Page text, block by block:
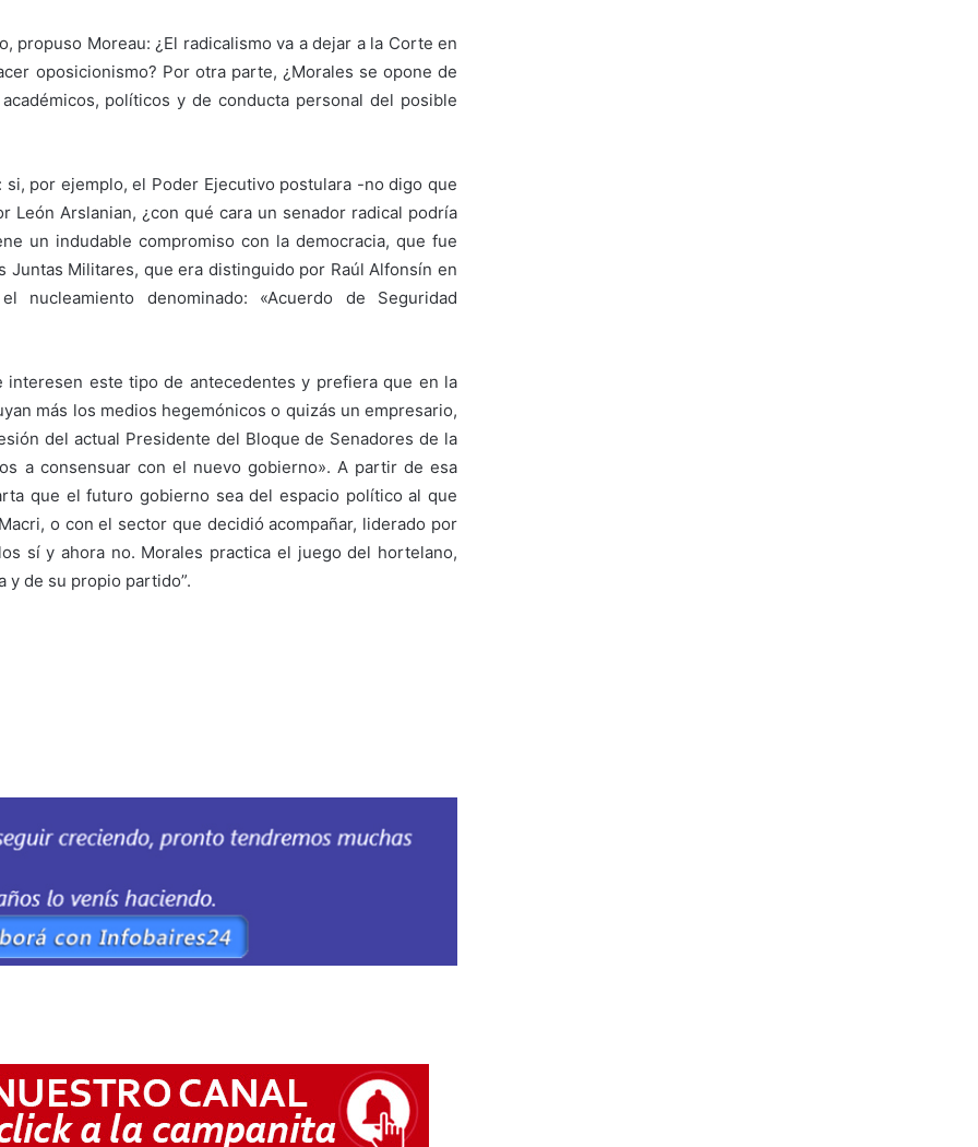
propuso Moreau: ¿El radicalismo va a dejar a la Corte en
oposicionismo? Por otra parte, ¿Morales se opone de
políticos y de conducta personal del posible
por ejemplo, el Poder Ejecutivo postulara -no digo que
León Arslanian, ¿con qué cara un senador radical podría
un indudable compromiso con la democracia, que fue
Juntas Militares, que era distinguido por Raúl Alfonsín en
denominado: «Acuerdo de Seguridad
interesen este tipo de antecedentes y prefiera que en la
más los medios hegemónicos o quizás un empresario,
del actual Presidente del Bloque de Senadores de la
a consensuar con el nuevo gobierno». A partir de esa
que el futuro gobierno sea del espacio político al que
o con el sector que decidió acompañar, liderado por
sí y ahora no. Morales practica el juego del hortelano,
y de su propio partido”.